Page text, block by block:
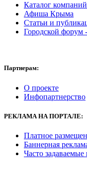
Каталог
Афиша Крыма
Статьи и
Городской
Партнерам:
О проекте
Инфопартнерство
РЕКЛАМА НА ПОРТАЛЕ:
Платное
Баннерная
Часто